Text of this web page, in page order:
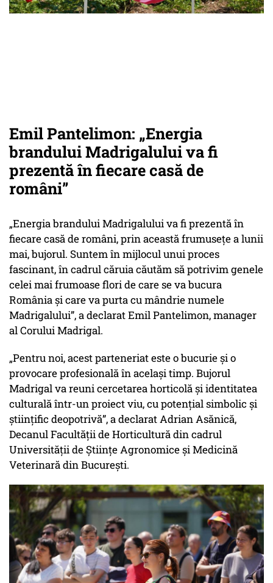
Emil Pantelimon: „Energia
brandului Madrigalului va fi
prezentă în fiecare casă de
români”
„Energia brandului Madrigalului va fi prezentă în
fiecare casă de români, prin această frumusețe a lunii
mai, bujorul. Suntem în mijlocul unui proces
fascinant, în cadrul căruia căutăm să potrivim genele
celei mai frumoase flori de care se va bucura
România și care va purta cu mândrie numele
Madrigalului”, a declarat Emil Pantelimon, manager
al Corului Madrigal.
„Pentru noi, acest parteneriat este o bucurie și o
provocare profesională în același timp. Bujorul
Madrigal va reuni cercetarea horticolă și identitatea
culturală într-un proiect viu, cu potențial simbolic și
științific deopotrivă”, a declarat Adrian Asănică,
Decanul Facultății de Horticultură din cadrul
Universității de Științe Agronomice și Medicină
Veterinară din București.